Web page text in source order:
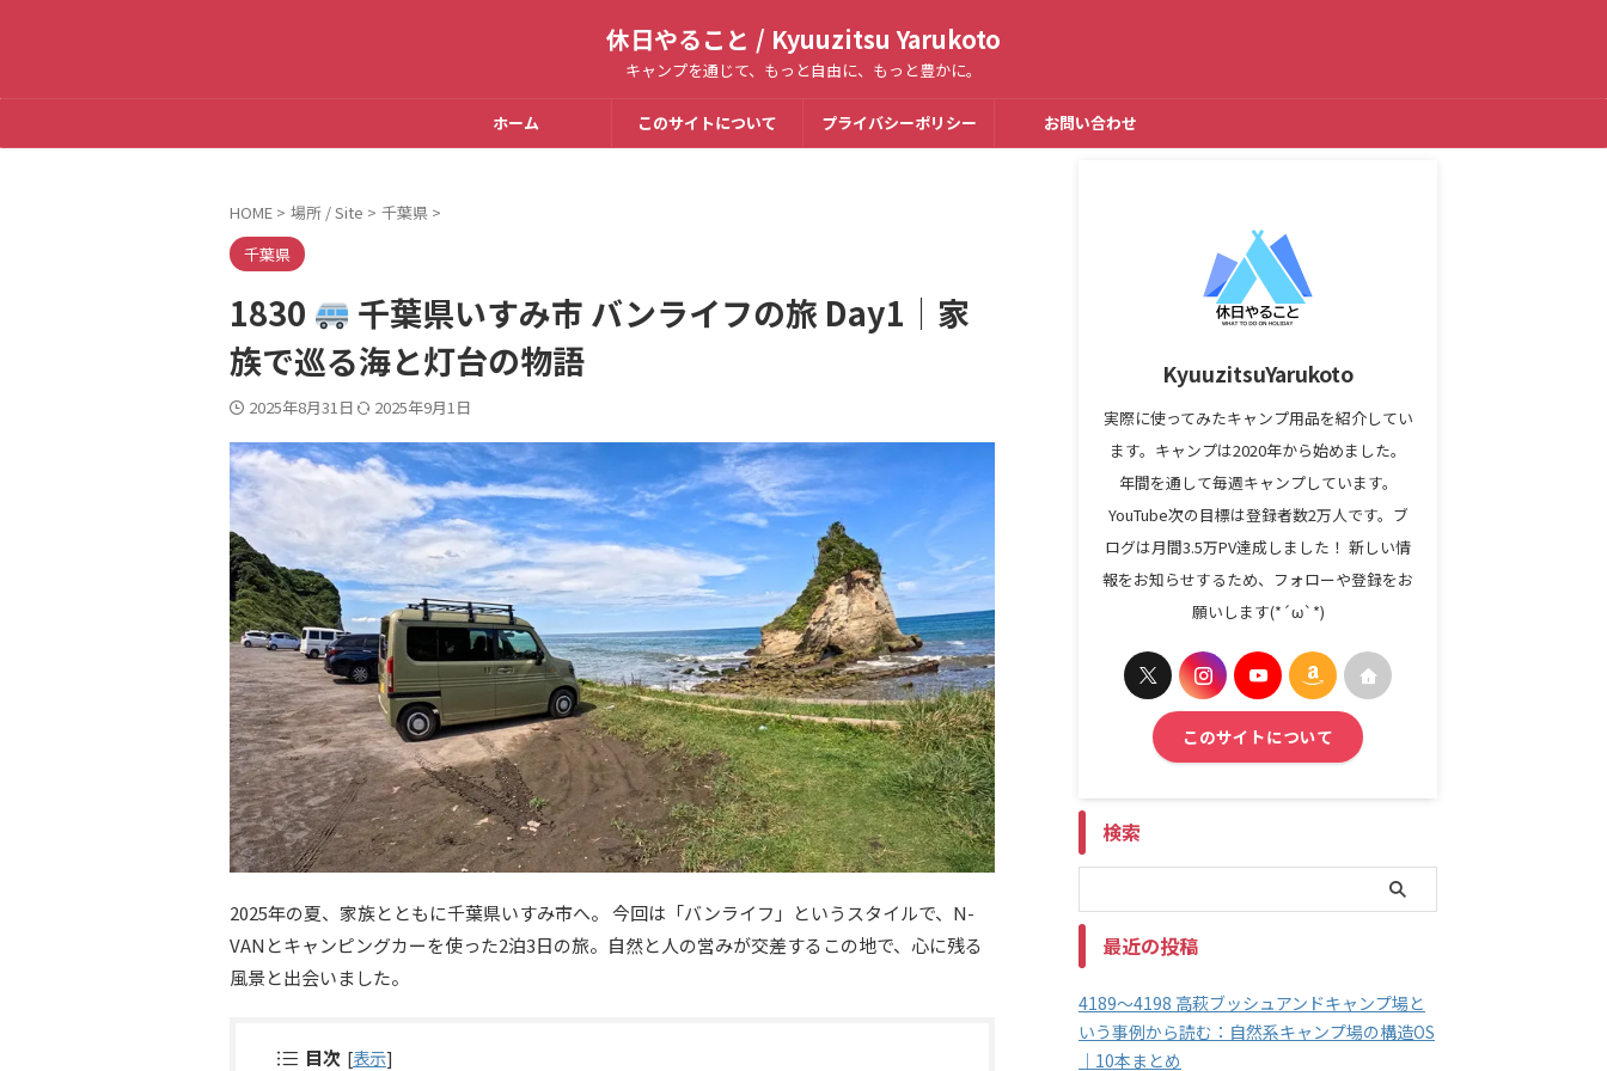
休日やること / Kyuuzitsu Yarukoto
キャンプを通じて、もっと自由に、もっと豊かに。
ホーム このサイトについて プライバシーポリシー お問い合わせ
HOME > 場所 / Site > 千葉県 >
千葉県
1830
千葉県いすみ市 バンライフの旅 Day1｜家
族で巡る海と灯台の物語
2025年8月31日 2025年9月1日
2025年の夏、家族とともに千葉県いすみ市へ。 今回は「バンライフ」というスタイルで、N-
VANとキャンピングカーを使った2泊3日の旅。自然と人の営みが交差するこの地で、心に残る
風景と出会いました。
目次 [表示]
KyuuzitsuYarukoto
実際に使ってみたキャンプ用品を紹介してい
ます。キャンプは2020年から始めました。
年間を通して毎週キャンプしています。
YouTube次の目標は登録者数2万人です。ブ
ログは月間3.5万PV達成しました！ 新しい情
報をお知らせするため、フォローや登録をお
願いします(*´ω`*)
このサイトについて
検索
最近の投稿
4189～4198 高萩ブッシュアンドキャンプ場と
いう事例から読む：自然系キャンプ場の構造OS
｜10本まとめ